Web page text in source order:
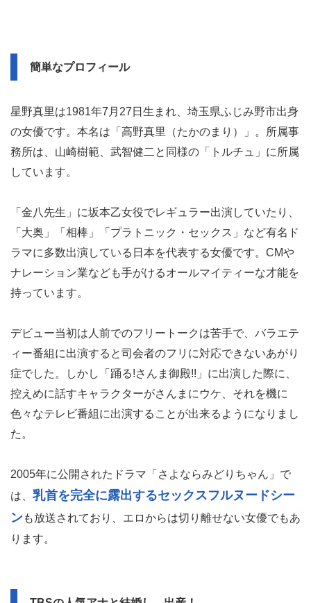
簡単なプロフィール
星野真里は1981年7月27日生まれ、埼玉県ふじみ野市出身
の女優です。本名は「高野真里（たかのまり）」。所属事
務所は、山崎樹範、武智健二と同様の「トルチュ」に所属
しています。
「金八先生」に坂本乙女役でレギュラー出演していたり、
「大奥」「相棒」「プラトニック・セックス」など有名ド
ラマに多数出演している日本を代表する女優です。CMや
ナレーション業なども手がけるオールマイティーな才能を
持っています。
デビュー当初は人前でのフリートークは苦手で、バラエテ
ィー番組に出演すると司会者のフリに対応できないあがり
症でした。しかし「踊る!さんま御殿!!」に出演した際に、
控えめに話すキャラクターがさんまにウケ、それを機に
色々なテレビ番組に出演することが出来るようになりまし
た。
2005年に公開されたドラマ「さよならみどりちゃん」で
は、 乳首を完全に露出するセックスフルヌードシー
ンも放送されており、エロからは切り離せない女優でもあ
ります。